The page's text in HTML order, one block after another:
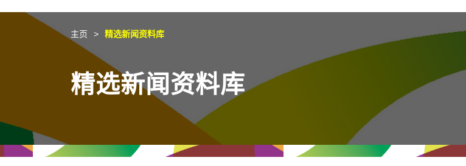
商业机遇
独特优势
盛事之都
最新活动精选
在港工作
都会生活
在港创业
初创企业
推广香港@中国内地
推广香港@中东
推广香港@粤港澳大湾区
最新资讯
媒体资讯
主页 精选新闻资料库
精选新闻资料库